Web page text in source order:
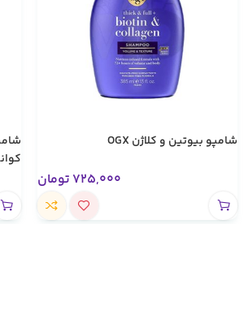
شامپو بیوتین و کلاژن OGX
725,000 تومان